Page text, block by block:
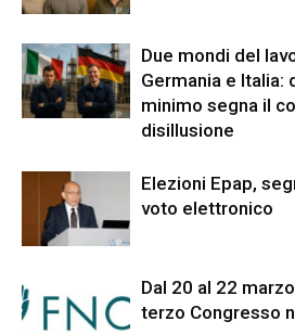
Due mondi del
Germania e Italia:
minimo segna il
disillusione
Elezioni Epap,
voto elettronico
Dal 20 al 22
terzo Congresso